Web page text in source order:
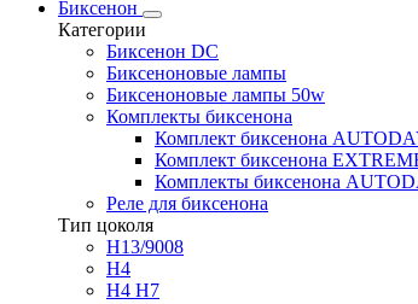
Биксенон
Категории
Биксенон DC
Биксеноновые лампы
Биксеноновые лампы 50w
Комплекты биксенона
Комплект биксенона
Комплект биксенона
Комплекты биксенона
Реле для биксенона
Тип цоколя
H13/9008
H4
H4 H7